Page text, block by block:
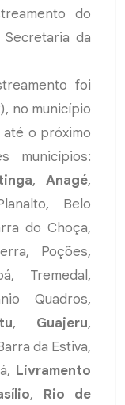
do
da
foi
no município
até o próximo
municípios:
, Anagé,
Belo
do Choça,
Poções,
Tremedal,
Quadros,
, Guajeru,
da Estiva,
Livramento
, Rio de